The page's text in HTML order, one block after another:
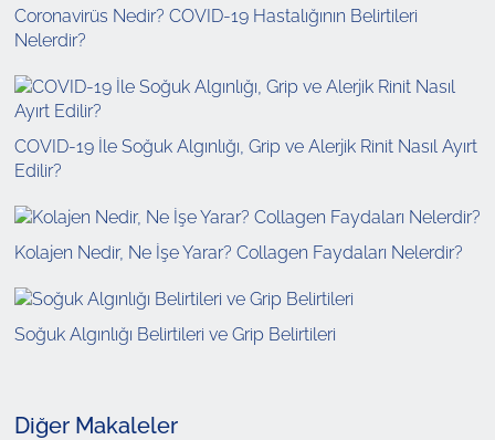
Coronavirüs Nedir? COVID-19 Hastalığının Belirtileri
Nelerdir?
COVID-19 İle Soğuk Algınlığı, Grip ve Alerjik Rinit Nasıl Ayırt
Edilir?
Kolajen Nedir, Ne İşe Yarar? Collagen Faydaları Nelerdir?
Soğuk Algınlığı Belirtileri ve Grip Belirtileri
Diğer Makaleler